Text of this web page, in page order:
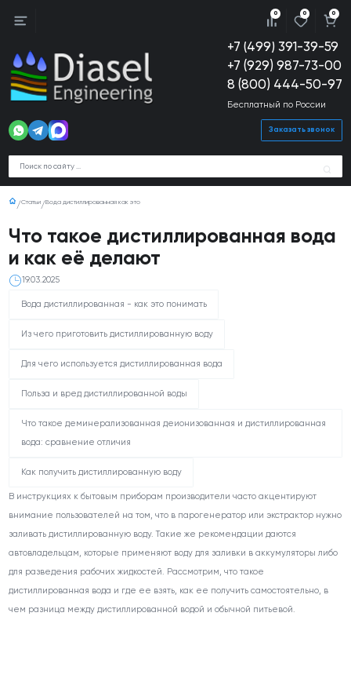
+7 (499) 391-39-59
+7 (929) 987-73-00
8 (800) 444-50-97
Бесплатный по России
Заказать звонок
0 0 0
Статьи Вода дистиллированная как это
Что такое дистиллированная вода
и как её делают
19.03.2025
Вода дистиллированная - как это понимать
Из чего приготовить дистиллированную воду
Для чего используется дистиллированная вода
Польза и вред дистиллированной воды
Что такое деминерализованная деионизованная и дистиллированная
вода: сравнение отличия
Как получить дистиллированную воду
В инструкциях к бытовым приборам производители часто акцентируют
внимание пользователей на том, что в парогенератор или экстрактор нужно
заливать дистиллированную воду. Такие же рекомендации даются
автовладельцам, которые применяют воду для заливки в аккумуляторы либо
для разведения рабочих жидкостей. Рассмотрим, что такое
дистиллированная вода и где ее взять, как ее получить самостоятельно, в
чем разница между дистиллированной водой и обычной питьевой.